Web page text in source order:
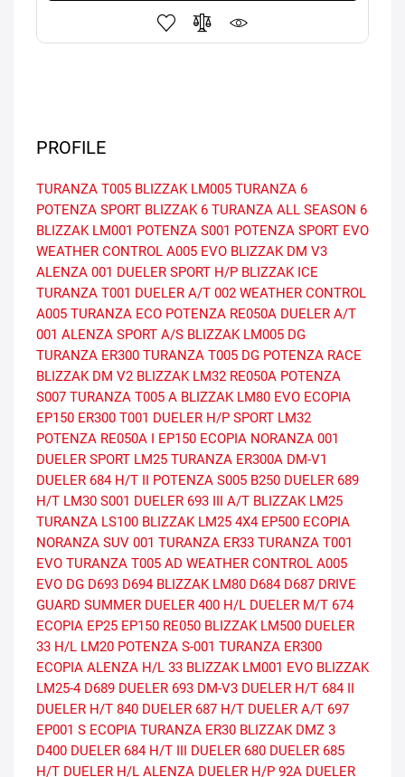
PROFILE
TURANZA T005 BLIZZAK LM005 TURANZA 6
POTENZA SPORT BLIZZAK 6 TURANZA ALL SEASON 6
BLIZZAK LM001 POTENZA S001 POTENZA SPORT EVO
WEATHER CONTROL A005 EVO BLIZZAK DM V3
ALENZA 001 DUELER SPORT H/P BLIZZAK ICE
TURANZA T001 DUELER A/T 002 WEATHER CONTROL
A005 TURANZA ECO POTENZA RE050A DUELER A/T
001 ALENZA SPORT A/S BLIZZAK LM005 DG
TURANZA ER300 TURANZA T005 DG POTENZA RACE
BLIZZAK DM V2 BLIZZAK LM32 RE050A POTENZA
S007 TURANZA T005 A BLIZZAK LM80 EVO ECOPIA
EP150 ER300 T001 DUELER H/P SPORT LM32
POTENZA RE050A I
EP150 ECOPIA NORANZA 001
DUELER SPORT LM25 TURANZA ER300A DM-V1
DUELER 684 H/T II
POTENZA S005 B250 DUELER 689
H/T LM30 S001 DUELER 693 III A/T BLIZZAK LM25
TURANZA LS100 BLIZZAK LM25 4X4 EP500 ECOPIA
NORANZA SUV 001 TURANZA ER33 TURANZA T001
EVO TURANZA T005 AD WEATHER CONTROL A005
EVO DG D693 D694 BLIZZAK LM80 D684 D687 DRIVE
GUARD SUMMER DUELER 400 H/L DUELER M/T 674
ECOPIA EP25 EP150 RE050 BLIZZAK LM500 DUELER
33 H/L LM20 POTENZA S-001 TURANZA ER300
ECOPIA ALENZA H/L 33 BLIZZAK LM001 EVO BLIZZAK
LM25-4 D689 DUELER 693 DM-V3 DUELER H/T 684 II
DUELER H/T 840 DUELER 687 H/T DUELER A/T 697
EP001 S ECOPIA TURANZA ER30 BLIZZAK DMZ 3
D400 DUELER 684 H/T III DUELER 680 DUELER 685
H/T DUELER H/L ALENZA DUELER H/P 92A DUELER